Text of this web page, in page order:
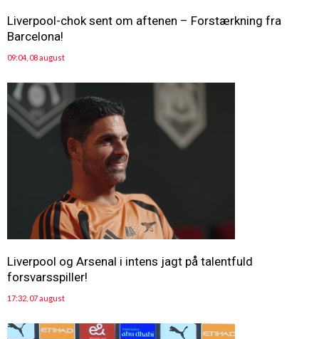
Liverpool-chok sent om aftenen – Forstærkning fra
Barcelona!
09:04, 08 august
Liverpool og Arsenal i intens jagt på talentfuld
forsvarsspiller!
17:32, 07 august